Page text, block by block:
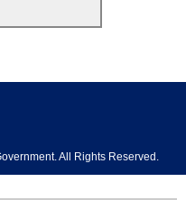
All Rights Reserved.